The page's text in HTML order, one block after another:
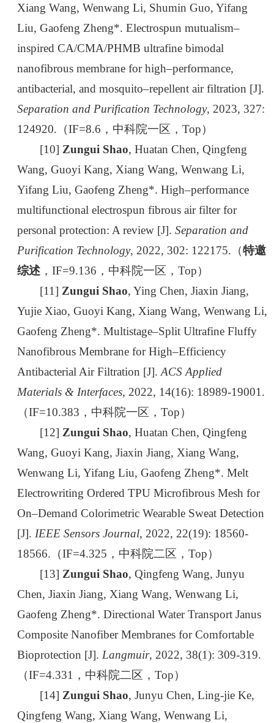
Xiang Wang, Wenwang Li, Shumin Guo, Yifang
Liu, Gaofeng Zheng*. Electrospun mutualism–
inspired CA/CMA/PHMB ultrafine bimodal
nanofibrous membrane for high–performance,
antibacterial, and mosquito–repellent air filtration [J].
Separation and Purification Technology, 2023, 327:
124920.（IF=8.6，中科院一区，Top）
[10] Zungui Shao, Huatan Chen, Qingfeng
Wang, Guoyi Kang, Xiang Wang, Wenwang Li,
Yifang Liu, Gaofeng Zheng*. High–performance
multifunctional electrospun fibrous air filter for
personal protection: A review [J]. Separation and
Purification Technology, 2022, 302: 122175.（特邀
综述 ，IF=9.136，中科院一区，Top）
[11] Zungui Shao, Ying Chen, Jiaxin Jiang,
Yujie Xiao, Guoyi Kang, Xiang Wang, Wenwang Li,
Gaofeng Zheng*. Multistage–Split Ultrafine Fluffy
Nanofibrous Membrane for High–Efficiency
Antibacterial Air Filtration [J]. ACS Applied
Materials & Interfaces, 2022, 14(16): 18989-19001.
（IF=10.383，中科院一区，Top）
[12] Zungui Shao, Huatan Chen, Qingfeng
Wang, Guoyi Kang, Jiaxin Jiang, Xiang Wang,
Wenwang Li, Yifang Liu, Gaofeng Zheng*. Melt
Electrowriting Ordered TPU Microfibrous Mesh for
On–Demand Colorimetric Wearable Sweat Detection
[J]. IEEE Sensors Journal, 2022, 22(19): 18560-
18566.（IF=4.325，中科院二区，Top）
[13] Zungui Shao, Qingfeng Wang, Junyu
Chen, Jiaxin Jiang, Xiang Wang, Wenwang Li,
Gaofeng Zheng*. Directional Water Transport Janus
Composite Nanofiber Membranes for Comfortable
Bioprotection [J]. Langmuir, 2022, 38(1): 309-319.
（IF=4.331，中科院二区，Top）
[14] Zungui Shao, Junyu Chen, Ling-jie Ke,
Qingfeng Wang, Xiang Wang, Wenwang Li,